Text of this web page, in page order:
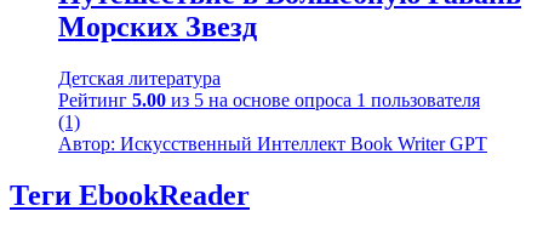
Морских Звезд
Детская литература
Рейтинг 5.00 из 5 на основе опроса 1 пользователя
(1)
Автор: Искусственный Интеллект Book Writer GPT
Теги EbookReader